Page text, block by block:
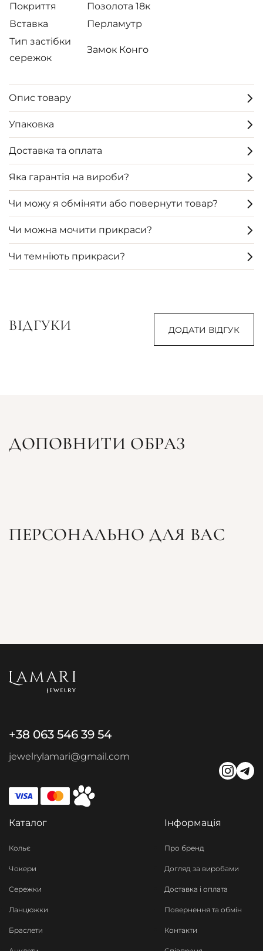
Покриття
Позолота 18к
Вставка
Перламутр
Тип застібки
сережок
Замок Конго
Опис товару
Упаковка
Доставка та оплата
Яка гарантія на вироби?
Чи можу я обміняти або повернути товар?
Чи можна мочити прикраси?
Чи темніють прикраси?
ВІДГУКИ ДОДАТИ ВІДГУК
ДОПОВНИТИ ОБРАЗ
ПЕРСОНАЛЬНО ДЛЯ ВАС
+38 063 546 39 54
jewelrylamari@gmail.com
Каталог
Кольє
Чокери
Сережки
Ланцюжки
Браслети
Інформація
Про бренд
Догляд за виробами
Доставка і оплата
Повернення та обмін
Контакти